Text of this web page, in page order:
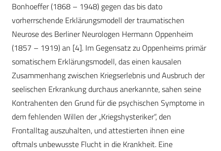
Bonhoeffer (1868 – 1948) gegen das bis dato
vorherrschende Erklärungsmodell der traumatischen
Neurose des Berliner Neurologen Hermann Oppenheim
(1857 – 1919) an [4]. Im Gegensatz zu Oppenheims primär
somatischem Erklärungsmodell, das einen kausalen
Zusammenhang zwischen Kriegserlebnis und Ausbruch der
seelischen Erkrankung durchaus anerkannte, sahen seine
Kontrahenten den Grund für die psychischen Symptome in
dem fehlenden Willen der „Kriegshysteriker“, den
Frontalltag auszuhalten, und attestierten ihnen eine
oftmals unbewusste Flucht in die Krankheit. Eine